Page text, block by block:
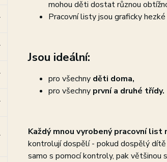
mohou děti dostat různou
Pracovní listy jsou graficky
Jsou ideální:
pro všechnyděti doma,
pro všechny první a druhé třídy.
Každý mnou vyrobený pracovní list
kontrolují dospělí - pokud dospělý
samo s pomocí kontroly, pak většinou